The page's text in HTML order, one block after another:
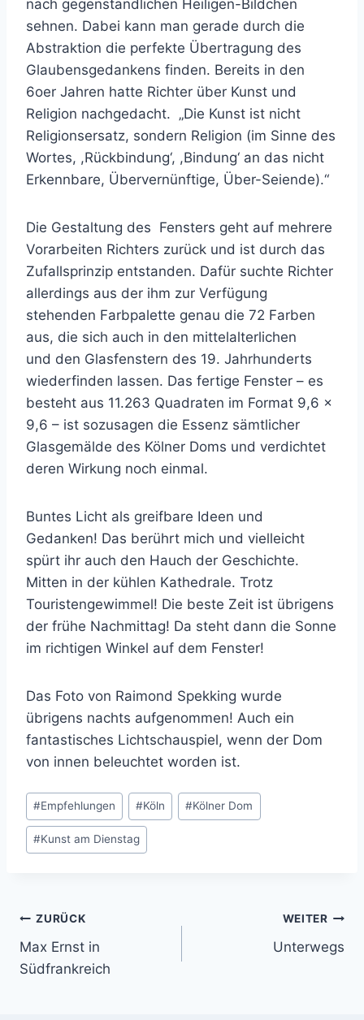
nach gegenständlichen Heiligen-Bildchen
sehnen. Dabei kann man gerade durch die
Abstraktion die perfekte Übertragung des
Glaubensgedankens finden. Bereits in den
6oer Jahren hatte Richter über Kunst und
Religion nachgedacht. „Die Kunst ist nicht
Religionsersatz, sondern Religion (im Sinne des
Wortes, ,Rückbindung‘, ,Bindung‘ an das nicht
Erkennbare, Übervernünftige, Über-Seiende).“
Die Gestaltung des Fensters geht auf mehrere
Vorarbeiten Richters zurück und ist durch das
Zufallsprinzip entstanden. Dafür suchte Richter
allerdings aus der ihm zur Verfügung
stehenden Farbpalette genau die 72 Farben
aus, die sich auch in den mittelalterlichen
und den Glasfenstern des 19. Jahrhunderts
wiederfinden lassen. Das fertige Fenster – es
besteht aus 11.263 Quadraten im Format 9,6 x
9,6 – ist sozusagen die Essenz sämtlicher
Glasgemälde des Kölner Doms und verdichtet
deren Wirkung noch einmal.
Buntes Licht als greifbare Ideen und
Gedanken! Das berührt mich und vielleicht
spürt ihr auch den Hauch der Geschichte.
Mitten in der kühlen Kathedrale. Trotz
Touristengewimmel! Die beste Zeit ist übrigens
der frühe Nachmittag! Da steht dann die Sonne
im richtigen Winkel auf dem Fenster!
Das Foto von Raimond Spekking wurde
übrigens nachts aufgenommen! Auch ein
fantastisches Lichtschauspiel, wenn der Dom
von innen beleuchtet worden ist.
Schlagworte:
#Empfehlungen #Köln #Kölner Dom
#Kunst am Dienstag
Beitragsnavigation
ZURÜCK
Max Ernst in
Südfrankreich
WEITER
Unterwegs